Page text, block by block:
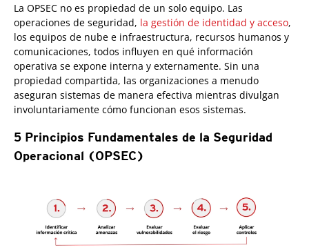
La OPSEC no es propiedad de un solo equipo. Las
operaciones de seguridad, la gestión de identidad y acceso,
los equipos de nube e infraestructura, recursos humanos y
comunicaciones, todos influyen en qué información
operativa se expone interna y externamente. Sin una
propiedad compartida, las organizaciones a menudo
aseguran sistemas de manera efectiva mientras divulgan
involuntariamente cómo funcionan esos sistemas.
5 Principios Fundamentales de la Seguridad
Operacional (OPSEC)